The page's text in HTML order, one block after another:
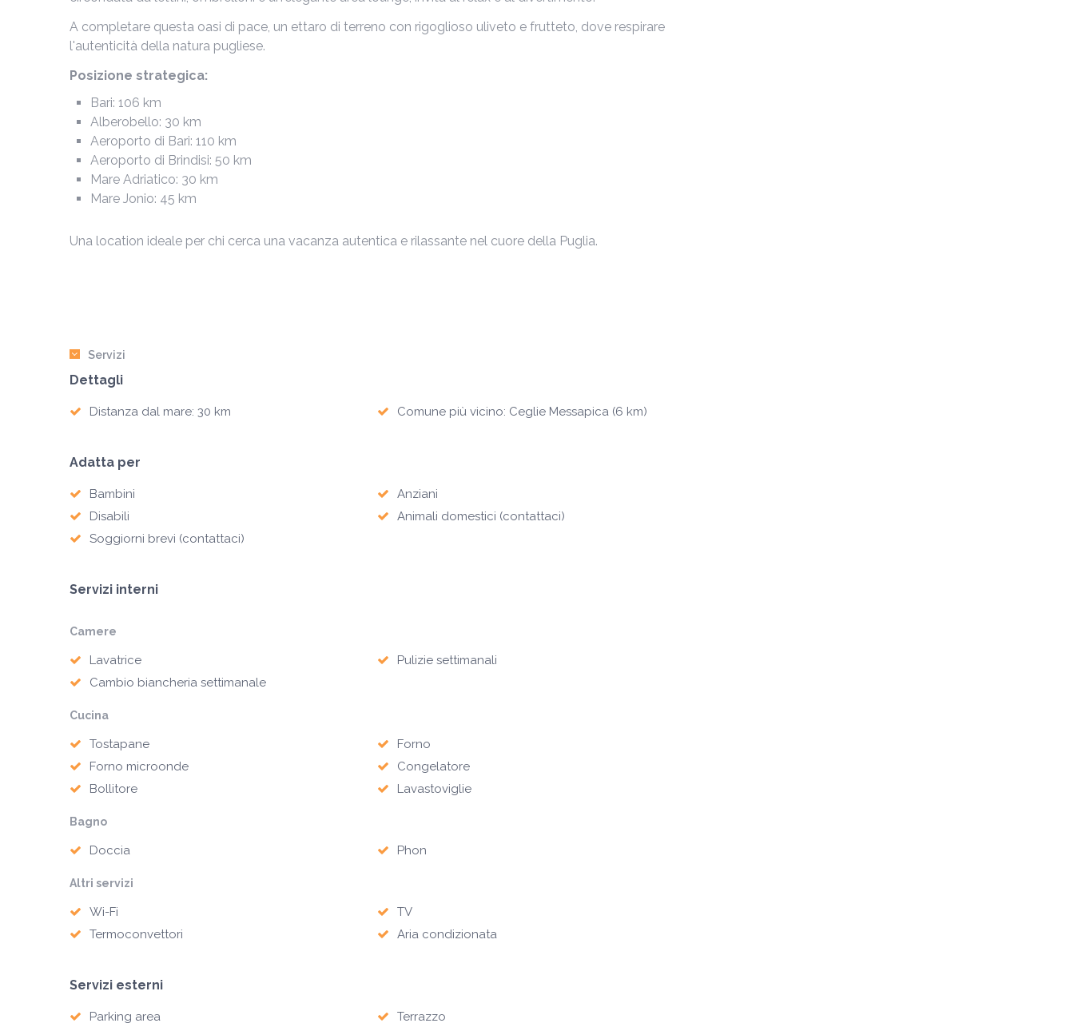
A completare questa oasi di pace, un ettaro di terreno con rigoglioso uliveto e frutteto, dove respirare
l'autenticità della natura pugliese.
Posizione strategica:
Bari: 106 km
Alberobello: 30 km
Aeroporto di Bari: 110 km
Aeroporto di Brindisi: 50 km
Mare Adriatico: 30 km
Mare Jonio: 45 km
Una location ideale per chi cerca una vacanza autentica e rilassante nel cuore della Puglia.
Servizi
Dettagli
Distanza dal mare: 30 km Comune più vicino: Ceglie Messapica (6 km)
Adatta per
Bambini
Anziani
Disabili
Animali domestici (contattaci)
Soggiorni brevi (contattaci)
Servizi interni
Camere
Lavatrice
Pulizie settimanali
Cambio biancheria settimanale
Cucina
Tostapane
Forno
Forno microonde
Congelatore
Bollitore
Lavastoviglie
Bagno
Doccia Phon
Altri servizi
Wi-Fi
TV
Termoconvettori
Aria condizionata
Servizi esterni
Parking area
Terrazzo